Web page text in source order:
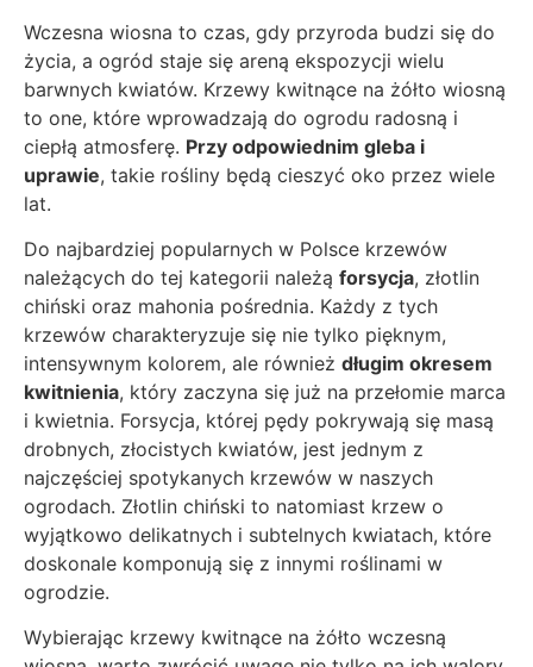
Wczesna wiosna to czas, gdy przyroda budzi się do
życia, a ogród staje się areną ekspozycji wielu
barwnych kwiatów. Krzewy kwitnące na żółto wiosną
to one, które wprowadzają do ogrodu radosną i
ciepłą atmosferę. Przy odpowiednim gleba i
uprawie, takie rośliny będą cieszyć oko przez wiele
lat.
Do najbardziej popularnych w Polsce krzewów
należących do tej kategorii należą forsycja, złotlin
chiński oraz mahonia pośrednia. Każdy z tych
krzewów charakteryzuje się nie tylko pięknym,
intensywnym kolorem, ale również długim okresem
kwitnienia, który zaczyna się już na przełomie marca
i kwietnia. Forsycja, której pędy pokrywają się masą
drobnych, złocistych kwiatów, jest jednym z
najczęściej spotykanych krzewów w naszych
ogrodach. Złotlin chiński to natomiast krzew o
wyjątkowo delikatnych i subtelnych kwiatach, które
doskonale komponują się z innymi roślinami w
ogrodzie.
Wybierając krzewy kwitnące na żółto wczesną